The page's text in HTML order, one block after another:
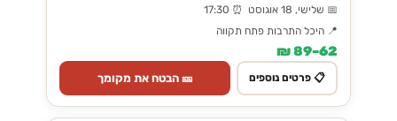
📅 שלישי, 18 אוגוסט ⏰ 17:30
📍 היכל התרבות פתח תקווה
62–89 ₪
📋 פרטים נוספים 🎫 הבטח את מקומך